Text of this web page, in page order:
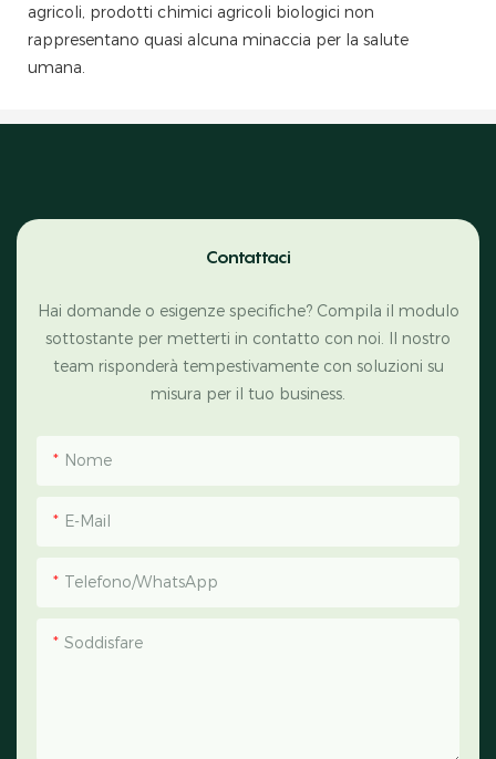
agricoli, prodotti chimici agricoli biologici non
rappresentano quasi alcuna minaccia per la salute
umana.
Contattaci
Hai domande o esigenze specifiche? Compila il modulo
sottostante per metterti in contatto con noi. Il nostro
team risponderà tempestivamente con soluzioni su
misura per il tuo business.
Nome
E-Mail
Telefono/WhatsApp
Soddisfare